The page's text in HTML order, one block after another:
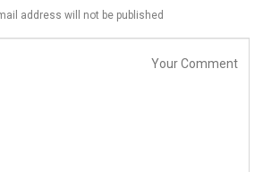
address will not be published.